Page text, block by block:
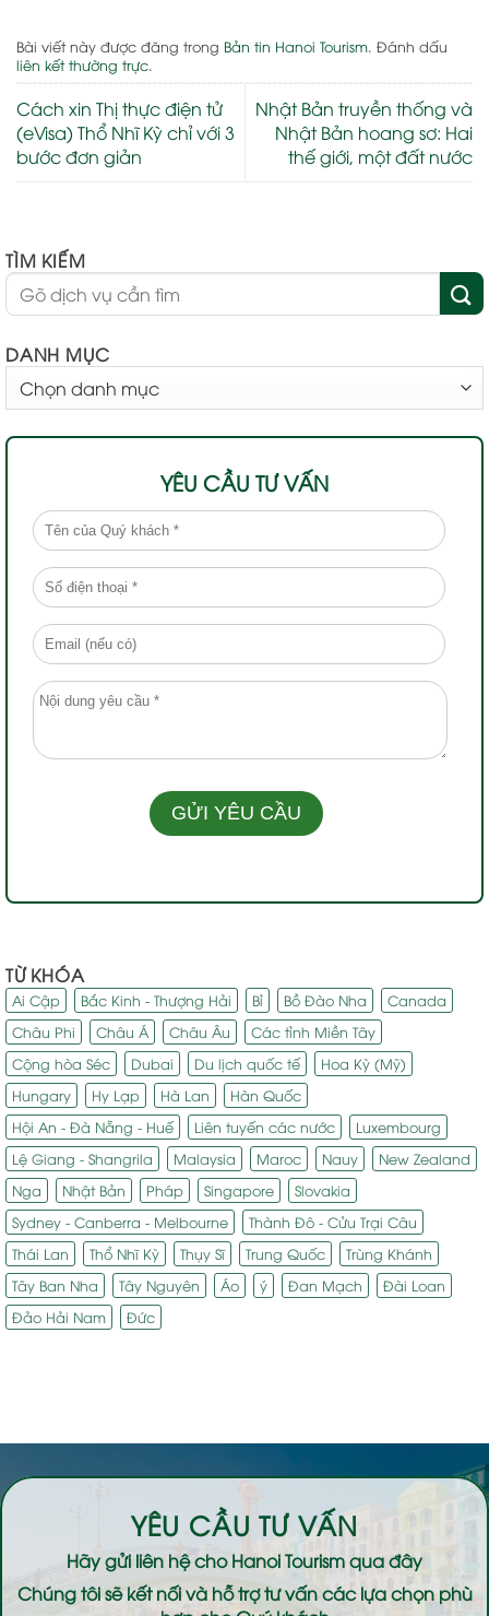
Bài viết này được đăng trong Bản tin Hanoi Tourism . Đánh dấu
liên kết thường trực
Cách xin Thị thực điện tử
(eVisa) Thổ Nhĩ Kỳ chỉ với 3
bước đơn giản
Nhật Bản truyền thống và
Nhật Bản hoang sơ: Hai
thế giới, một đất nước
TÌM KIẾM
DANH MỤC
MỤC
YÊU CẦU TƯ VẤN
TỪ KHÓA
Ai Cập Bắc Kinh - Thượng Hải Bỉ Bồ Đào Nha
Canada
Châu Phi
Châu Á Châu Âu
Các tỉnh Miền Tây
Cộng hòa Séc
Dubai Du lịch quốc tế
Hoa Kỳ (Mỹ)
Hungary
Hy Lạp Hà Lan
Hàn Quốc
Hội An - Đà Nẵng - Huế
Liên tuyến các nước
Luxembourg
Lệ Giang - Shangrila
Malaysia Maroc Nauy
New Zealand
Nga
Nhật Bản Pháp Singapore
Slovakia
Sydney - Canberra - Melbourne
Thành Đô - Cửu Trại Câu
Thái Lan
Thổ Nhĩ Kỳ Thụy Sĩ Trung Quốc
Trùng Khánh
Tây Ban Nha
Tây Nguyên Áo ý Đan Mạch
Đài Loan
Đảo Hải Nam
Đức
YÊU CẦU TƯ VẤN
Hãy gửi liên hệ choHanoi Tourismqua đây
Chúng tôi sẽ kết nối và hỗ trợ tư vấn các lựa chọn phù